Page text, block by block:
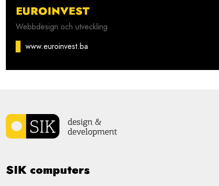
EUROINVEST
Webbdesign och utveckling
www.euroinvest.ba
SIK computers